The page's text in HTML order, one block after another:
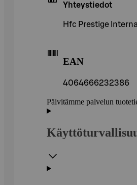
Yhteystiedot
Hfc Prestige
EAN
4064666232386
Päivitämme palvelun